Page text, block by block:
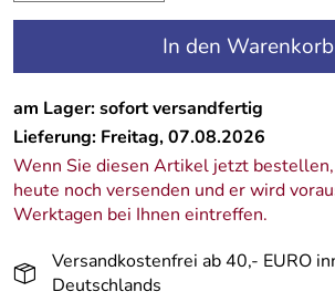
In den Warenkorb
am Lager: sofort versandfertig
Lieferung: Freitag, 07.08.2026
Wenn Sie diesen Artikel jetzt
heute noch versenden und er wird
Werktagen bei Ihnen eintreffen.
Versandkostenfrei ab 40,- EURO
Deutschlands